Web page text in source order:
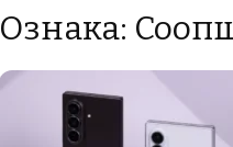
Ознака: